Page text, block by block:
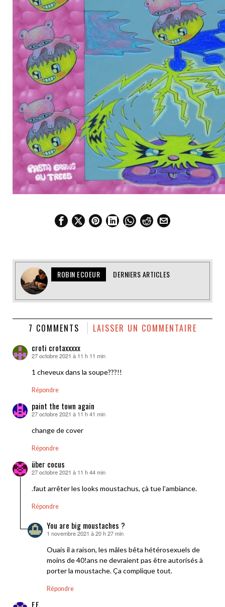
ROBIN ECOEUR DERNIERS ARTICLES
7 COMMENTS LAISSER UN COMMENTAIRE
croti crotaxxxxx
dit :
27 octobre 2021 à 11 h 11 min
1 cheveux dans la soupe???!!
Répondre
paint the town again
dit :
27 octobre 2021 à 11 h 41 min
change de cover
Répondre
über cocus
dit :
27 octobre 2021 à 11 h 44 min
.faut arrêter les looks moustachus, çà tue l’ambiance.
Répondre
You are big moustaches ?
dit :
1 novembre 2021 à 20 h 27 min
Ouais il a raison, les mâles bêta hétérosexuels de
moins de 40!ans ne devraient pas être autorisés à
porter la moustache. Ça complique tout.
Répondre
F.F